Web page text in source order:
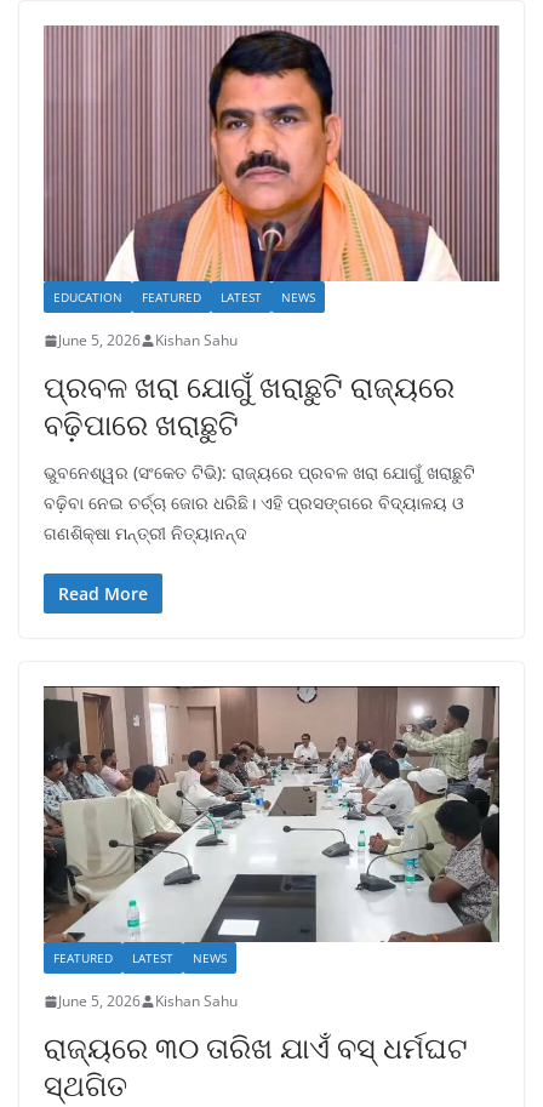
EDUCATION FEATURED LATEST NEWS
June 5, 2026 Kishan Sahu
ପ୍ରବଳ ଖରା ଯୋଗୁଁ ଖରାଛୁଟି ରାଜ୍ୟରେ
ବଢ଼ିପାରେ ଖରାଛୁଟି
ଭୁବନେଶ୍ୱର (ସଂକେତ ଟିଭି): ରାଜ୍ୟରେ ପ୍ରବଳ ଖରା ଯୋଗୁଁ ଖରାଛୁଟି
ବଢ଼ିବା ନେଇ ଚର୍ଚ୍ଚା ଜୋର ଧରିଛି। ଏହି ପ୍ରସଙ୍ଗରେ ବିଦ୍ୟାଳୟ ଓ
ଗଣଶିକ୍ଷା ମନ୍ତ୍ରୀ ନିତ୍ୟାନନ୍ଦ
Read More
FEATURED LATEST NEWS
June 5, 2026 Kishan Sahu
ରାଜ୍ୟରେ ୩୦ ତାରିଖ ଯାଏଁ ବସ୍ ଧର୍ମଘଟ
ସ୍ଥଗିତ